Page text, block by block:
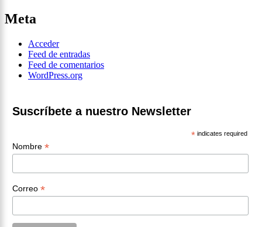
Meta
Acceder
Feed de entradas
Feed de comentarios
WordPress.org
Suscríbete a nuestro Newsletter
* indicates required
Nombre *
Correo *